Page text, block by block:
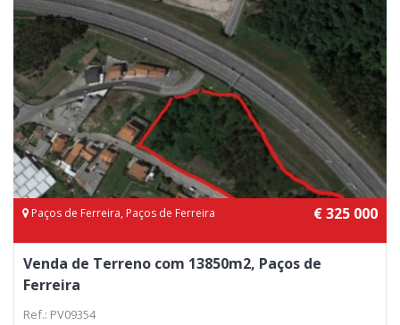
Paços de Ferreira, Paços de Ferreira € 325 000
Venda de Terreno com 13850m2, Paços de
Ferreira
Ref.: PV09354